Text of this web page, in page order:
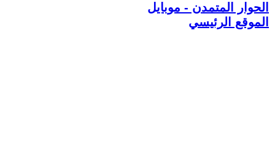
الحوار المتمدن - موبايل
الموقع الرئيسي